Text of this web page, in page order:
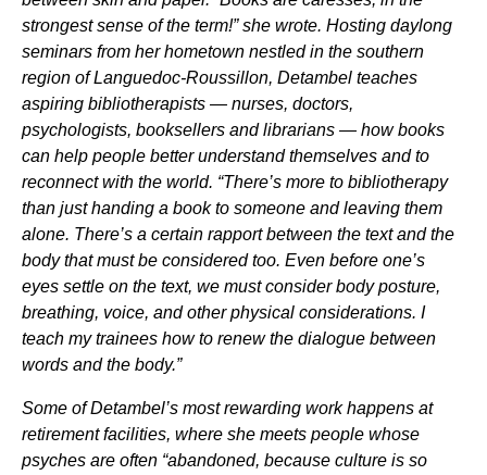
strongest sense of the term!” she wrote. Hosting daylong
seminars from her hometown nestled in the southern
region of Languedoc-Roussillon, Detambel teaches
aspiring bibliotherapists — nurses, doctors,
psychologists, booksellers and librarians — how books
can help people better understand themselves and to
reconnect with the world. “There’s more to bibliotherapy
than just handing a book to someone and leaving them
alone. There’s a certain rapport between the text and the
body that must be considered too. Even before one’s
eyes settle on the text, we must consider body posture,
breathing, voice, and other physical considerations. I
teach my trainees how to renew the dialogue between
words and the body.”
Some of Detambel’s most rewarding work happens at
retirement facilities, where she meets people whose
psyches are often “abandoned, because culture is so